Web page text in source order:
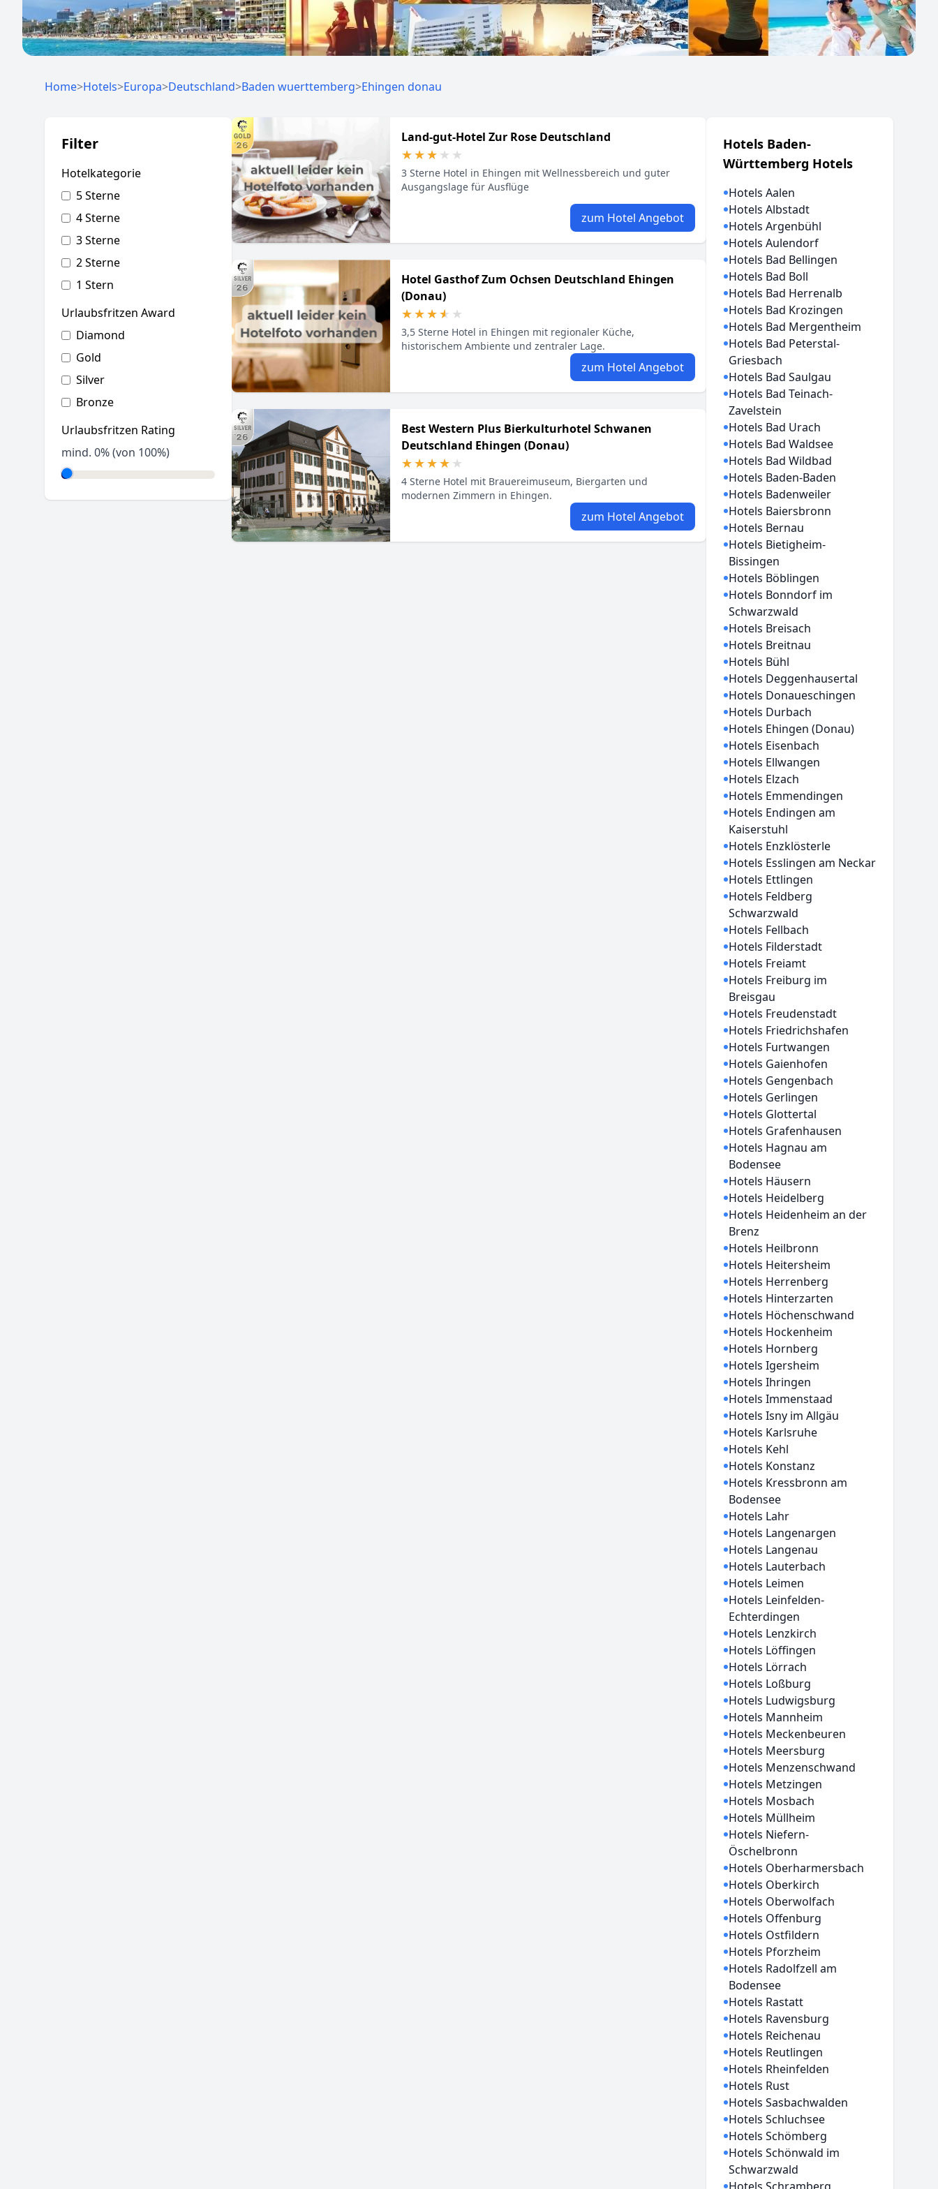
Home>Hotels>Europa>Deutschland>Baden wuerttemberg>Ehingen donau
Filter
Hotelkategorie
5 Sterne
4 Sterne
3 Sterne
2 Sterne
1 Stern
Urlaubsfritzen Award
Diamond
Gold
Silver
Bronze
Urlaubsfritzen Rating
mind. 0% (von 100%)
Land-gut-Hotel Zur Rose Deutschland
★★★★★
★★★★★
3 Sterne Hotel in Ehingen mit Wellnessbereich und guter
Ausgangslage für Ausflüge
zum Hotel Angebot
Hotel Gasthof Zum Ochsen Deutschland Ehingen
(Donau)
★★★★★
★★★★★
3,5 Sterne Hotel in Ehingen mit regionaler Küche,
historischem Ambiente und zentraler Lage.
zum Hotel Angebot
Best Western Plus Bierkulturhotel Schwanen
Deutschland Ehingen (Donau)
★★★★★
★★★★★
4 Sterne Hotel mit Brauereimuseum, Biergarten und
modernen Zimmern in Ehingen.
zum Hotel Angebot
Hotels Baden-
Württemberg Hotels
Hotels Aalen
Hotels Albstadt
Hotels Argenbühl
Hotels Aulendorf
Hotels Bad Bellingen
Hotels Bad Boll
Hotels Bad Herrenalb
Hotels Bad Krozingen
Hotels Bad Mergentheim
Hotels Bad Peterstal-
Griesbach
Hotels Bad Saulgau
Hotels Bad Teinach-
Zavelstein
Hotels Bad Urach
Hotels Bad Waldsee
Hotels Bad Wildbad
Hotels Baden-Baden
Hotels Badenweiler
Hotels Baiersbronn
Hotels Bernau
Hotels Bietigheim-
Bissingen
Hotels Böblingen
Hotels Bonndorf im
Schwarzwald
Hotels Breisach
Hotels Breitnau
Hotels Bühl
Hotels Deggenhausertal
Hotels Donaueschingen
Hotels Durbach
Hotels Ehingen (Donau)
Hotels Eisenbach
Hotels Ellwangen
Hotels Elzach
Hotels Emmendingen
Hotels Endingen am
Kaiserstuhl
Hotels Enzklösterle
Hotels Esslingen am Neckar
Hotels Ettlingen
Hotels Feldberg
Schwarzwald
Hotels Fellbach
Hotels Filderstadt
Hotels Freiamt
Hotels Freiburg im
Breisgau
Hotels Freudenstadt
Hotels Friedrichshafen
Hotels Furtwangen
Hotels Gaienhofen
Hotels Gengenbach
Hotels Gerlingen
Hotels Glottertal
Hotels Grafenhausen
Hotels Hagnau am
Bodensee
Hotels Häusern
Hotels Heidelberg
Hotels Heidenheim an der
Brenz
Hotels Heilbronn
Hotels Heitersheim
Hotels Herrenberg
Hotels Hinterzarten
Hotels Höchenschwand
Hotels Hockenheim
Hotels Hornberg
Hotels Igersheim
Hotels Ihringen
Hotels Immenstaad
Hotels Isny im Allgäu
Hotels Karlsruhe
Hotels Kehl
Hotels Konstanz
Hotels Kressbronn am
Bodensee
Hotels Lahr
Hotels Langenargen
Hotels Langenau
Hotels Lauterbach
Hotels Leimen
Hotels Leinfelden-
Echterdingen
Hotels Lenzkirch
Hotels Löffingen
Hotels Lörrach
Hotels Loßburg
Hotels Ludwigsburg
Hotels Mannheim
Hotels Meckenbeuren
Hotels Meersburg
Hotels Menzenschwand
Hotels Metzingen
Hotels Mosbach
Hotels Müllheim
Hotels Niefern-
Öschelbronn
Hotels Oberharmersbach
Hotels Oberkirch
Hotels Oberwolfach
Hotels Offenburg
Hotels Ostfildern
Hotels Pforzheim
Hotels Radolfzell am
Bodensee
Hotels Rastatt
Hotels Ravensburg
Hotels Reichenau
Hotels Reutlingen
Hotels Rheinfelden
Hotels Rust
Hotels Sasbachwalden
Hotels Schluchsee
Hotels Schömberg
Hotels Schönwald im
Schwarzwald